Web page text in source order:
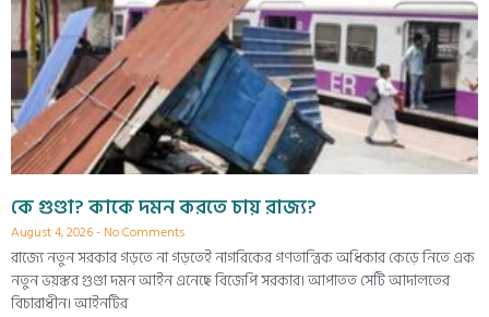
কে গুণ্ডা? কাকে দমন করতে চায় রাজ্য?
August 4, 2026 No Comments
রাজ্যে নতুন সরকার গড়তে না গড়তেই নাগরিকের গণতান্ত্রিক অধিকার কেড়ে নিতে এক
নতুন ভয়ঙ্কর গুণ্ডা দমন আইন এনেছে বিজেপি সরকার। আপাতত সেটি আদালতের
বিচারাধীন। আইনটির